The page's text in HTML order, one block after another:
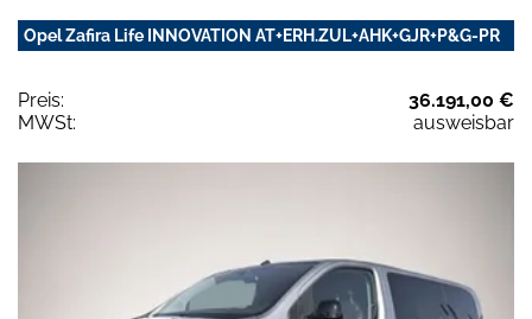
Opel Zafira Life INNOVATION AT+ERH.ZUL+AHK+GJR+P&G-PR
Preis:
36.191,00 €
MWSt:
ausweisbar